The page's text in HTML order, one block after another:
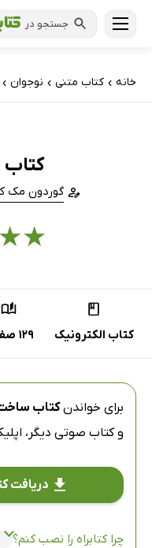
جستجو در
خانه › کتاب‌ متنی › نوجوان ›
گوردون مک
★
★
کتاب الکترونیک 129 صفحه
برای خواندنکتاب
و کتاب صوتی دیگر،
دریافت
چرا کتابراه را نصب کنم؟